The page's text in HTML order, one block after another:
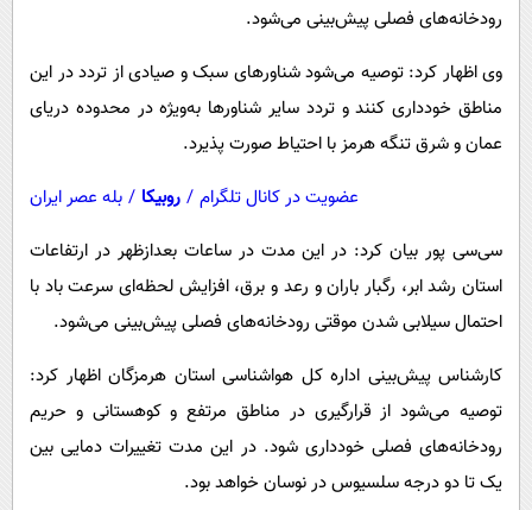
رودخانه‌های فصلی پیش‌بینی می‌شود.
وی اظهار کرد: توصیه می‌شود شناورهای سبک و صیادی از تردد در این
مناطق خودداری کنند و تردد سایر شناورها به‌ویژه در محدوده دریای
عمان و شرق تنگه هرمز با احتیاط صورت پذیرد.
عضویت در کانال تلگرام / روبیکا / بله عصر ایران
سی‌سی پور بیان کرد: در این مدت در ساعات بعدازظهر در ارتفاعات
استان رشد ابر، رگبار باران و رعد و برق، افزایش لحظه‌ای سرعت باد با
احتمال سیلابی شدن موقتی رودخانه‌های فصلی پیش‌بینی می‌شود.
کارشناس پیش‌بینی اداره کل هواشناسی استان هرمزگان اظهار کرد:
توصیه می‌شود از قرارگیری در مناطق مرتفع و کوهستانی و حریم
رودخانه‌های فصلی خودداری شود. در این مدت تغییرات دمایی بین
یک تا دو درجه سلسیوس در نوسان خواهد بود.